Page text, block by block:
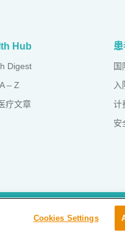
Hub
Digest
– Z
疗文章
国
入
计
安
PD Access Request
Cookies Settings